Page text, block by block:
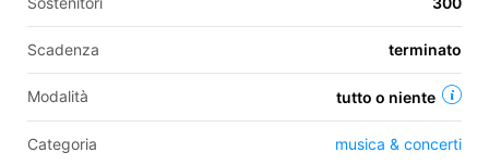
Scadenza terminato
Modalità tutto o niente
Categoria musica & concerti